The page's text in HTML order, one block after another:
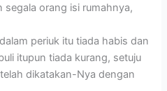
segala orang isi rumahnya,
periuk itu tiada habis dan
itupun tiada kurang, setuju
dikatakan-Nya dengan